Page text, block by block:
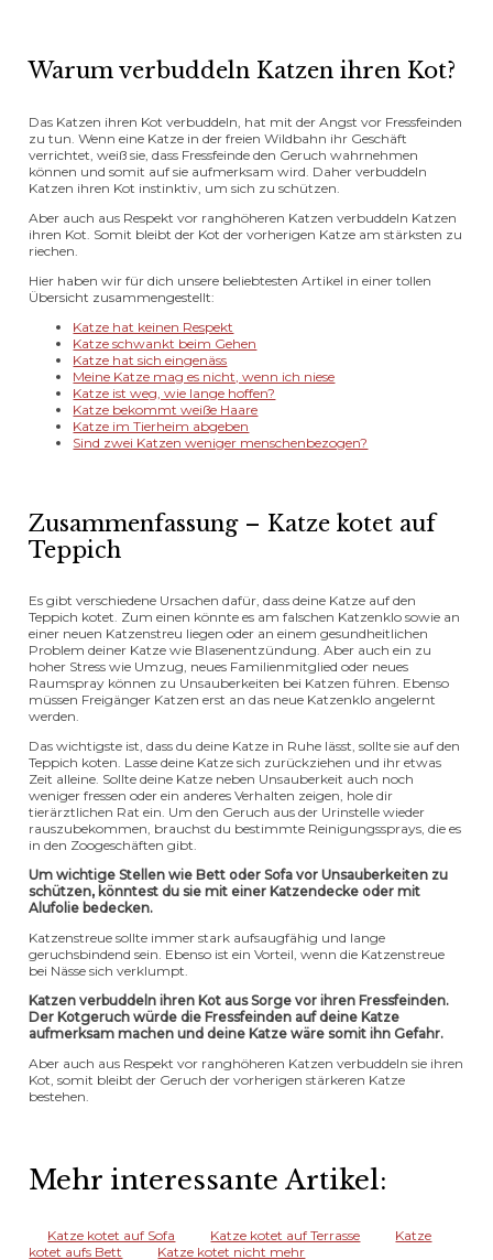
Warum verbuddeln Katzen ihren Kot?
Das Katzen ihren Kot verbuddeln, hat mit der Angst vor Fressfeinden
zu tun. Wenn eine Katze in der freien Wildbahn ihr Geschäft
verrichtet, weiß sie, dass Fressfeinde den Geruch wahrnehmen
können und somit auf sie aufmerksam wird. Daher verbuddeln
Katzen ihren Kot instinktiv, um sich zu schützen.
Aber auch aus Respekt vor ranghöheren Katzen verbuddeln Katzen
ihren Kot. Somit bleibt der Kot der vorherigen Katze am stärksten zu
riechen.
Hier haben wir für dich unsere beliebtesten Artikel in einer tollen
Übersicht zusammengestellt:
Katze hat keinen Respekt
Katze schwankt beim Gehen
Katze hat sich eingenäss
Meine Katze mag es nicht, wenn ich niese
Katze ist weg, wie lange hoffen?
Katze bekommt weiße Haare
Katze im Tierheim abgeben
Sind zwei Katzen weniger menschenbezogen?
Zusammenfassung – Katze kotet auf
Teppich
Es gibt verschiedene Ursachen dafür, dass deine Katze auf den
Teppich kotet. Zum einen könnte es am falschen Katzenklo sowie an
einer neuen Katzenstreu liegen oder an einem gesundheitlichen
Problem deiner Katze wie Blasenentzündung. Aber auch ein zu
hoher Stress wie Umzug, neues Familienmitglied oder neues
Raumspray können zu Unsauberkeiten bei Katzen führen. Ebenso
müssen Freigänger Katzen erst an das neue Katzenklo angelernt
werden.
Das wichtigste ist, dass du deine Katze in Ruhe lässt, sollte sie auf den
Teppich koten. Lasse deine Katze sich zurückziehen und ihr etwas
Zeit alleine. Sollte deine Katze neben Unsauberkeit auch noch
weniger fressen oder ein anderes Verhalten zeigen, hole dir
tierärztlichen Rat ein. Um den Geruch aus der Urinstelle wieder
rauszubekommen, brauchst du bestimmte Reinigungssprays, die es
in den Zoogeschäften gibt.
Um wichtige Stellen wie Bett oder Sofa vor Unsauberkeiten zu
schützen, könntest du sie mit einer Katzendecke oder mit
Alufolie bedecken.
Katzenstreue sollte immer stark aufsaugfähig und lange
geruchsbindend sein. Ebenso ist ein Vorteil, wenn die Katzenstreue
bei Nässe sich verklumpt.
Katzen verbuddeln ihren Kot aus Sorge vor ihren Fressfeinden.
Der Kotgeruch würde die Fressfeinden auf deine Katze
aufmerksam machen und deine Katze wäre somit ihn Gefahr.
Aber auch aus Respekt vor ranghöheren Katzen verbuddeln sie ihren
Kot, somit bleibt der Geruch der vorherigen stärkeren Katze
bestehen.
Mehr interessante Artikel:
Katze kotet auf Sofa Katze kotet auf Terrasse
Katze
kotet aufs Bett
Katze kotet nicht mehr